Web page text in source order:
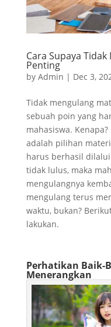
Cara Supaya
Penting
by Admin | Dec 3,
Tidak mengulang
sebuah poin yang
mahasiswa.
adalah pilihan
harus berhasil dilalui
tidak lulus, maka
mengulangnya
mengulang terus
waktu, bukan?
lakukan.
Perhatikan Baik-
Menerangkan